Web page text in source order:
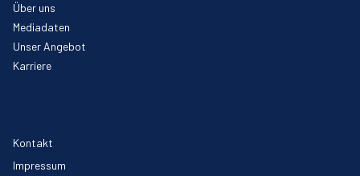
Über uns
Mediadaten
Unser Angebot
Karriere
Kontakt
Impressum